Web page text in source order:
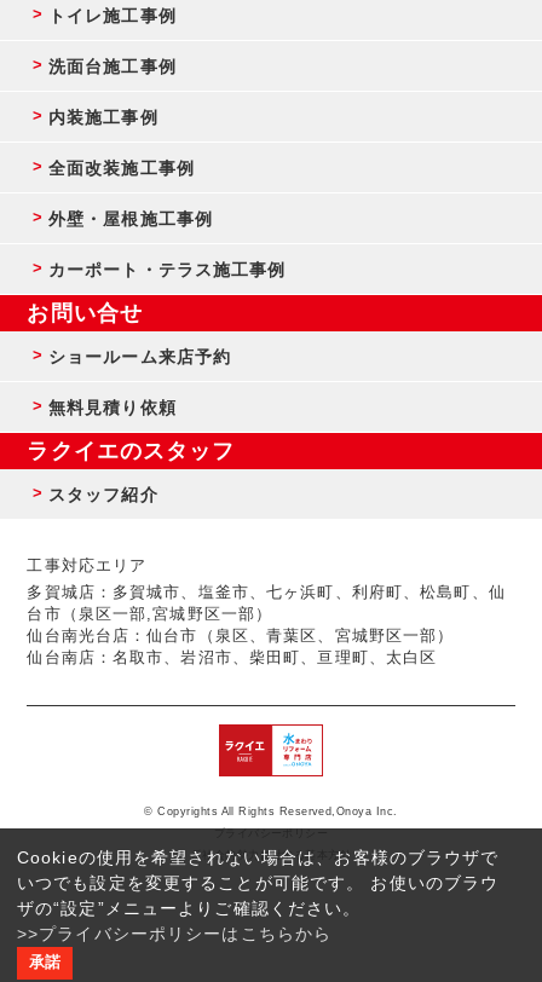
Cookieの使用を希望されない場合は、お客様のブラウザで
いつでも設定を変更することが可能です。 お使いのブラウ
ザの“設定”メニューよりご確認ください。
>>プライバシーポリシーはこちらから
承諾
反社会的勢力に対する基本方針
© Copyrights All Rights Reserved,Onoya Inc.
トイレ施工事例
洗面台施工事例
内装施工事例
全面改装施工事例
外壁・屋根施工事例
カーポート・テラス施工事例
お問い合せ
ショールーム来店予約
無料見積り依頼
ラクイエのスタッフ
スタッフ紹介
工事対応エリア
多賀城店：多賀城市、塩釜市、七ヶ浜町、利府町、松島町、仙
台市（泉区一部,宮城野区一部）
仙台南光台店：仙台市（泉区、青葉区、宮城野区一部）
仙台南店：名取市、岩沼市、柴田町、亘理町、太白区